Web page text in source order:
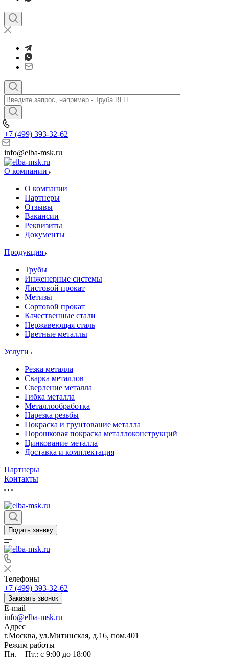
+7 (499) 393-32-62
info@elba-msk.ru
О компании
О компании
Партнеры
Отзывы
Вакансии
Реквизиты
Документы
Продукция
Трубы
Инженерные системы
Листовой прокат
Метизы
Сортовой прокат
Качественные стали
Нержавеющая сталь
Цветные металлы
Услуги
Резка металла
Сварка металлов
Сверление металла
Гибка металла
Металлообработка
Нарезка резьбы
Покраска и грунтование металла
Порошковая покраска металлоконструкций
Цинкование металла
Доставка и комплектация
Партнеры
Контакты
Подать заявку
Телефоны
+7 (499) 393-32-62
Заказать звонок
E-mail
info@elba-msk.ru
Адрес
г.Москва, ул.Митинская, д.16, пом.401
Режим работы
Пн. – Пт.: с 9:00 до 18:00